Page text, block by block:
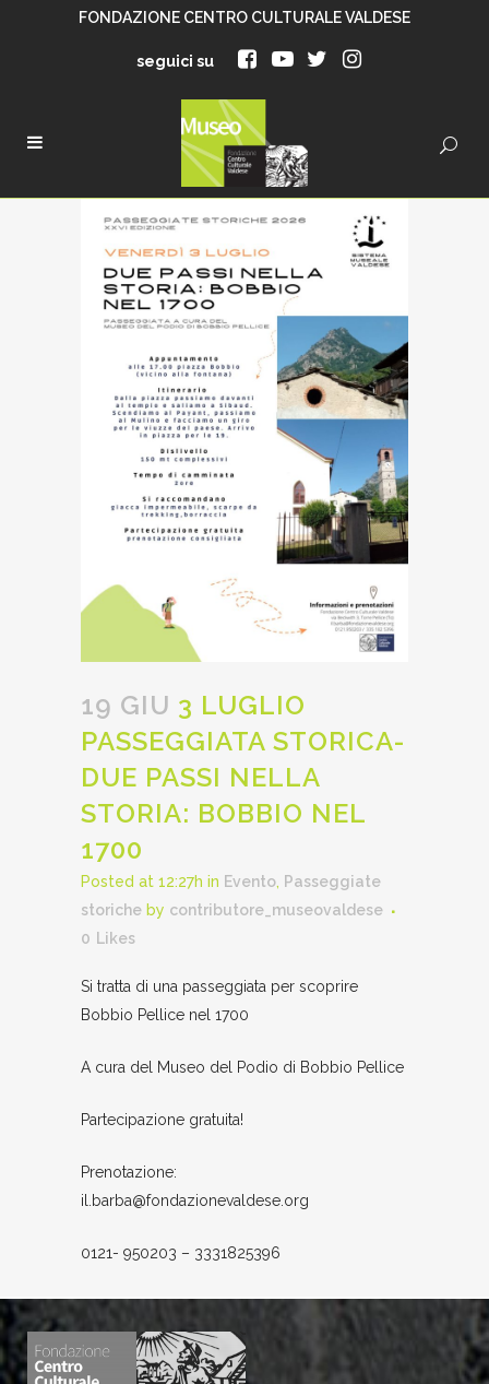
FONDAZIONE CENTRO CULTURALE VALDESE
seguici su
19 GIU 3 LUGLIO
PASSEGGIATA STORICA-
DUE PASSI NELLA
STORIA: BOBBIO NEL
1700
Posted at 12:27h in Evento, Passeggiate
storiche by contributore_museovaldese
0 Likes
Si tratta di una passeggiata per scoprire
Bobbio Pellice nel 1700
A cura del Museo del Podio di Bobbio Pellice
Partecipazione gratuita!
Prenotazione:
il.barba@fondazionevaldese.org
0121- 950203 – 3331825396